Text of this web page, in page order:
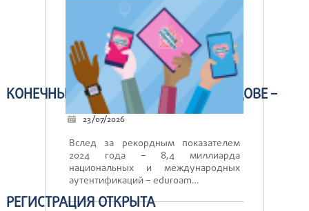
КОНЕЧНЫХ ПОЛЬЗОВАТЕЛЕЙ В МОЛДОВЕ –
РЕГИСТРАЦИЯ ОТКРЫТА
23/07/2026
Вслед за рекордным показателем
2024 года – 8,4 миллиарда
национальных и международных
аутентификаций – eduroam…